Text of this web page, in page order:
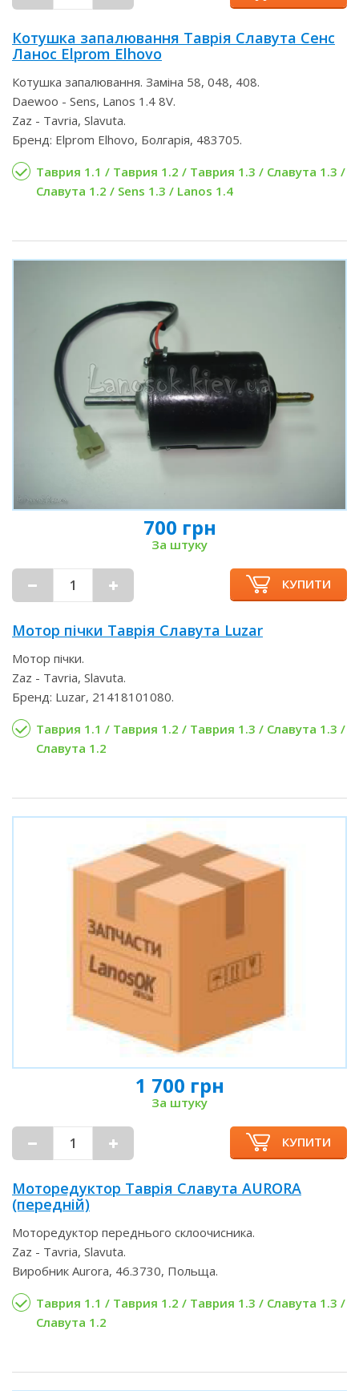
Котушка запалювання Таврія Славута Сенс
Ланос Elprom Elhovo
Котушка запалювання. Заміна 58, 048, 408.
Daewoo - Sens, Lanos 1.4 8V.
Zaz - Tavria, Slavuta.
Бренд: Elprom Elhovo, Болгарія, 483705.
Таврия 1.1 / Таврия 1.2 / Таврия 1.3 / Славута 1.3 /
Славута 1.2 / Sens 1.3 / Lanos 1.4
700 грн
За штуку
КУПИТИ
Мотор пічки Таврія Славута Luzar
Мотор пічки.
Zaz - Tavria, Slavuta.
Бренд: Luzar, 21418101080.
Таврия 1.1 / Таврия 1.2 / Таврия 1.3 / Славута 1.3 /
Славута 1.2
1 700 грн
За штуку
КУПИТИ
Моторедуктор Таврія Славута AURORA
(передній)
Моторедуктор переднього склоочисника.
Zaz - Tavria, Slavuta.
Виробник Aurora, 46.3730, Польща.
Таврия 1.1 / Таврия 1.2 / Таврия 1.3 / Славута 1.3 /
Славута 1.2